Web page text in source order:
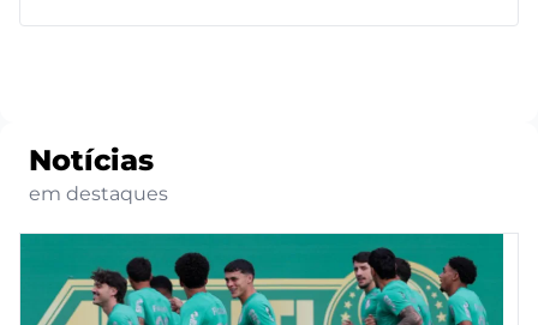
Notícias
em destaques